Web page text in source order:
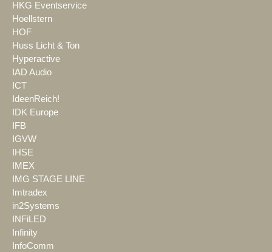
HKG Eventservice
Hoellstern
HOF
Huss Licht & Ton
Hyperactive
IAD Audio
ICT
IdeenReich!
IDK Europe
IFB
IGVW
IHSE
IMEX
IMG STAGE LINE
Imtradex
in2Systems
INFiLED
Infinity
InfoComm